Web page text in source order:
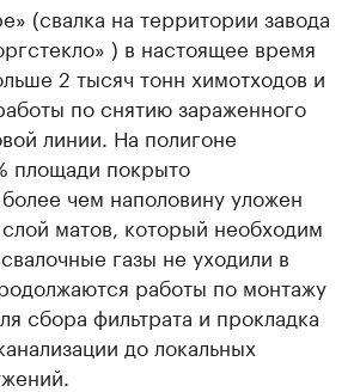
(свалка на территории завода
) в настоящее время
2 тысяч тонн химотходов и
по снятию зараженного
линии. На полигоне
площади покрыто
чем наполовину уложен
матов, который необходим
газы не уходили в
работы по монтажу
сбора фильтрата и прокладка
до локальных